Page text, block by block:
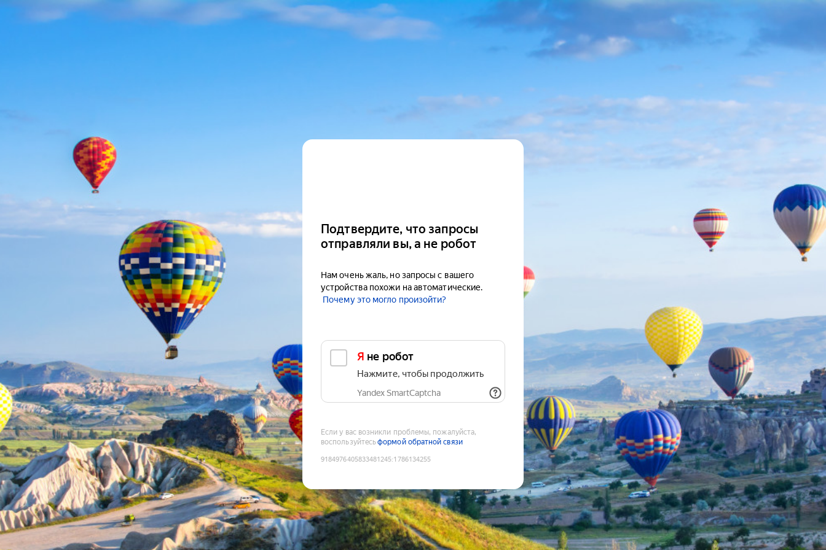
Подтвердите, что запросы
отправляли вы, а не робот
Нам очень жаль, но запросы с вашего
устройства похожи на автоматические.
Почему это могло произойти?
Я не робот
Нажмите, чтобы продолжить
Yandex SmartCaptcha
Если у вас возникли проблемы, пожалуйста,
воспользуйтесьформой обратной связи
9184976405833481245:1786134255